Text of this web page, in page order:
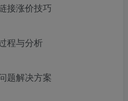
接涨价技巧
程与分析
题解决方案